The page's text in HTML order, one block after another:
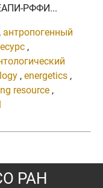
РФФИ...
, антропогенный
,
, energetics ,
resource ,
РАН